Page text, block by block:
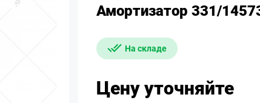
Амортизатор 331/
На складе
Цену уточняйте